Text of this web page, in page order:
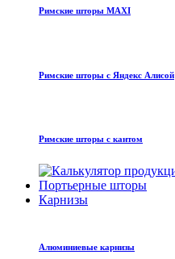
Римские шторы MAXI
Римские шторы с Яндекс Алисой
Римские шторы с кантом
Портьерные шторы
Карнизы
Алюминиевые карнизы